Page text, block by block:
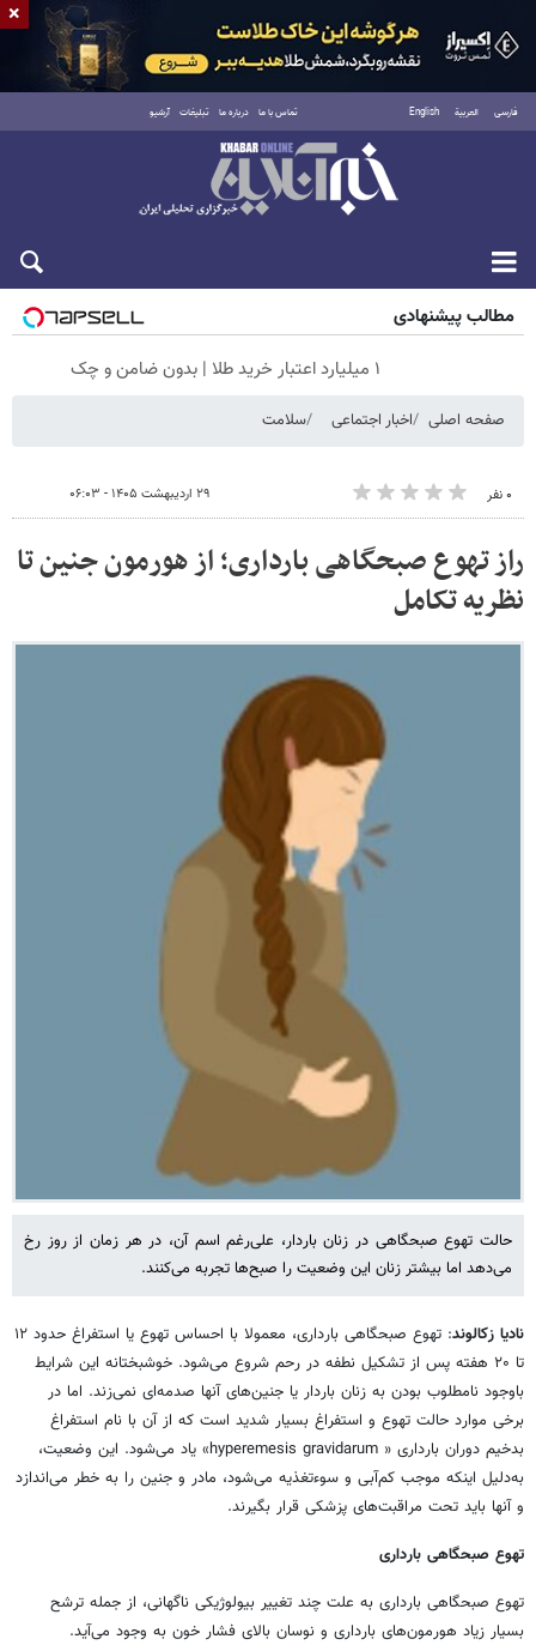
فارسی العربية English تماس با ما درباره ما تبلیغات آرشیو
جمعه ۱۶ مرداد ۱۴۰۵
مطالب پیشنهادی
۱ میلیارد اعتبار خرید طلا | بدون ضامن و چک
صفحه اصلی اخبار اجتماعی سلامت
۰ نفر ۲۹ اردیبهشت ۱۴۰۵ - ۰۶:۰۳
راز تهوع صبحگاهی بارداری؛ از هورمون جنین تا
نظریه تکامل
حالت تهوع صبحگاهی در زنان باردار، علی‌رغم اسم آن، در هر زمان از روز رخ
می‌دهد اما بیشتر زنان این وضعیت را صبح‌ها تجربه می‌کنند.
نادیا زکالوند
: تهوع صبحگاهی بارداری، معمولا با احساس تهوع یا استفراغ حدود ۱۲
تا ۲۰ هفته پس از تشکیل نطفه در رحم شروع می‌شود. خوشبختانه این شرایط
باوجود نامطلوب بودن به زنان باردار یا جنین‌های آنها صدمه‌ای نمی‌زند. اما در
برخی موارد حالت تهوع و استفراغ بسیار شدید است که از آن با نام استفراغ
بدخیم دوران بارداری « hyperemesis gravidarum» یاد می‌شود. این وضعیت،
به‌دلیل اینکه موجب کم‌آبی و سوء‌تغذیه می‌شود، مادر و جنین را به خطر می‌اندازد
و آنها باید تحت مراقبت‌های پزشکی قرار بگیرند.
تهوع صبحگاهی بارداری
تهوع صبحگاهی بارداری به علت چند تغییر بیولوژیکی ناگهانی، از جمله ترشح
بسیار زیاد هورمون‌های بارداری و نوسان بالای فشار خون به وجود می‌آید.
×